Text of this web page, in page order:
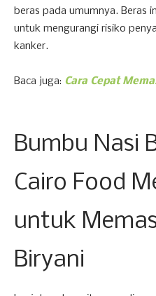
beras pada umumnya. Beras
untuk mengurangi risiko
kanker.
Baca juga: Cara Cepat
Bumbu Nasi
Cairo Food
untuk
Biryani